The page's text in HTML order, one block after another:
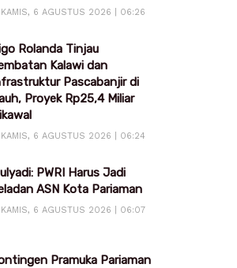
6 AGUSTUS 2026 | 06:26
Rolanda Tinjau
Kalawi dan
Pascabanjir di
Proyek Rp25,4 Miliar
6 AGUSTUS 2026 | 06:24
PWRI Harus Jadi
ASN Kota Pariaman
6 AGUSTUS 2026 | 06:07
Pramuka Pariaman